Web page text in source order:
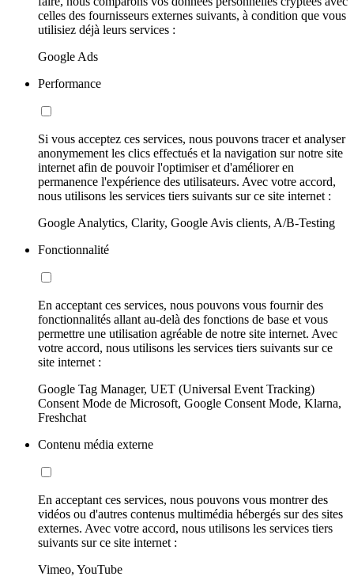
celles des fournisseurs externes suivants, à condition que vous
utilisiez déjà leurs services :
Google Ads
Performance
Si vous acceptez ces services, nous pouvons tracer et analyser
anonymement les clics effectués et la navigation sur notre site
internet afin de pouvoir l'optimiser et d'améliorer en
permanence l'expérience des utilisateurs. Avec votre accord,
nous utilisons les services tiers suivants sur ce site internet :
Google Analytics, Clarity, Google Avis clients, A/B-Testing
Fonctionnalité
En acceptant ces services, nous pouvons vous fournir des
fonctionnalités allant au-delà des fonctions de base et vous
permettre une utilisation agréable de notre site internet. Avec
votre accord, nous utilisons les services tiers suivants sur ce
site internet :
Google Tag Manager, UET (Universal Event Tracking)
Consent Mode de Microsoft, Google Consent Mode, Klarna,
Freshchat
Contenu média externe
En acceptant ces services, nous pouvons vous montrer des
vidéos ou d'autres contenus multimédia hébergés sur des sites
externes. Avec votre accord, nous utilisons les services tiers
suivants sur ce site internet :
Vimeo, YouTube